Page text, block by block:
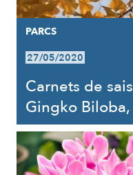
PARCS
27/05/2020
Carnets de
Gingko